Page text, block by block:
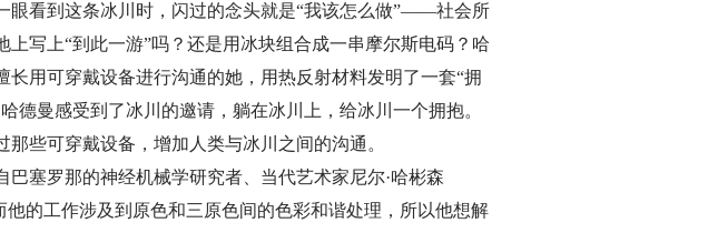
眼看到这条冰川时，闪过的念头就是“我该怎么做”——社会所
写上“到此一游”吗？还是用冰块组合成一串摩尔斯电码？哈
用可穿戴设备进行沟通的她，用热反射材料发明了一套“拥
德曼感受到了冰川的邀请，躺在冰川上，给冰川一个拥抱。
些可穿戴设备，增加人类与冰川之间的沟通。
塞罗那的神经机械学研究者、当代艺术家尼尔·哈彬森
的工作涉及到原色和三原色间的色彩和谐处理，所以他想解